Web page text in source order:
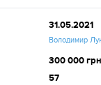
31.05.2021
Володимир
300 000
57